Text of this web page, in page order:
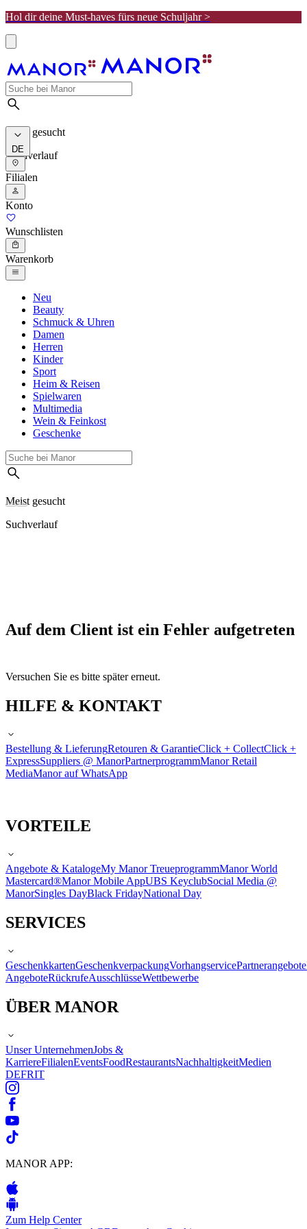
Hol dir deine Must-haves fürs neue Schuljahr >
Meist gesucht
Suchverlauf
DE
Filialen
Konto
Wunschlisten
Warenkorb
Neu
Beauty
Schmuck & Uhren
Damen
Herren
Kinder
Sport
Heim & Reisen
Spielwaren
Multimedia
Wein & Feinkost
Geschenke
Meist gesucht
Suchverlauf
Auf dem Client ist ein Fehler aufgetreten
Versuchen Sie es bitte später erneut.
HILFE & KONTAKT
Bestellung & LieferungRetouren & GarantieClick + CollectClick +
ExpressSuppliers @ ManorPartnerprogrammManor Retail
MediaManor auf WhatsApp
VORTEILE
Angebote & KatalogeMy Manor TreueprogrammManor World
Mastercard®Manor Mobile AppUBS KeyclubSocial Media @
ManorSingles DayBlack FridayNational Day
SERVICES
GeschenkkartenGeschenkverpackungVorhangservicePartnerangebote
AngeboteRückrufeAusschlüsseWettbewerbe
ÜBER MANOR
Unser UnternehmenJobs &
KarriereFilialenEventsFoodRestaurantsNachhaltigkeitMedien
DEFRIT
MANOR APP:
Zum Help Center